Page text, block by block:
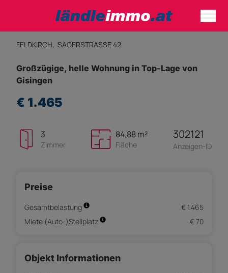
FELDKIRCH, SÄGERSTRASSE 42
Großzügige, helle Wohnung in Top-Lage von
Gisingen
€ 1.465
3
Zimmer
84,88 m²
Fläche
302121
Anzeigen-ID
Preise
Gesamtbelastung
€ 1.465
Miete (Auto-)Stellplatz
€ 70
Objekt Informationen